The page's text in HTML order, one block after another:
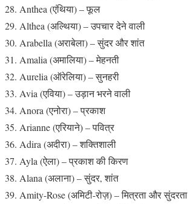
Anthea (एंथिया) – फूल
Althea (अल्थिया) – उपचार देने वाली
Arabella (अराबेला) – सुंदर और शांत
Amalia (अमालिया) – मेहनती
Aurelia (ऑरेलिया) – सुनहरी
Avia (एविया) – उड़ान भरने वाली
Anora (एनोरा) – प्रकाश
Arianne (एरियाने) – पवित्र
Adira (अदीरा) – शक्तिशाली
Ayla (ऐला) – प्रकाश की किरण
Alana (अलाना) – सुंदर, शांत
Amity-Rose (अमिटी-रोज़) – मित्रता और सुंदरता